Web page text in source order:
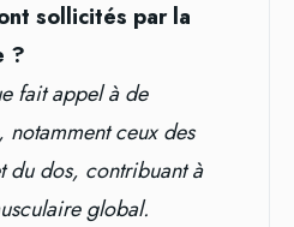
sollicités par la
?
fait appel à de
notamment ceux des
du dos, contribuant à
global.